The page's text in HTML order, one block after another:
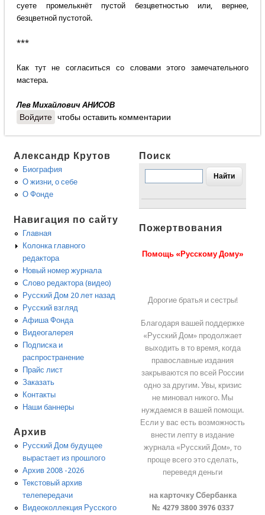
суете промелькнёт пустой безцветностью или, вернее,
безцветной пустотой.
***
Как тут не согласиться со словами этого замечательного
мастера.
Лев Михайлович АНИСОВ
Войдите чтобы оставить комментарии
Александр Крутов
Биография
О жизни, о себе
О Фонде
Навигация по сайту
Главная
Колонка главного
редактора
Новый номер журнала
Слово редактора (видео)
Русский Дом 20 лет назад
Русский взгляд
Афиша Фонда
Видеогалерея
Подписка и
распространение
Прайс лист
Заказать
Контакты
Наши баннеры
Архив
Русский Дом будущее
вырастает из прошлого
Архив 2008 -2026
Текстовый архив
телепередачи
Видеоколлекция Русского
Поиск
Пожертвования
Помощь «Русскому Дому»
Дорогие братья и сестры!
Благодаря вашей поддержке
«Русский Дом» продолжает
выходить в то время, когда
православные издания
закрываются по всей России
одно за другим. Увы, кризис
не миновал никого. Мы
нуждаемся в вашей помощи.
Если у вас есть возможность
внести лепту в издание
журнала «Русский Дом», то
проще всего это сделать,
переведя деньги
на карточку Сбербанка
№ 4279 3800 3976 0337